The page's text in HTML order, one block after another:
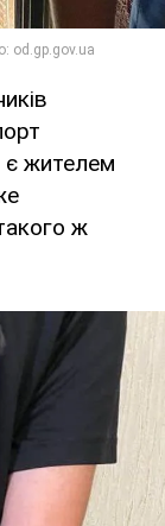
є жителем
ж